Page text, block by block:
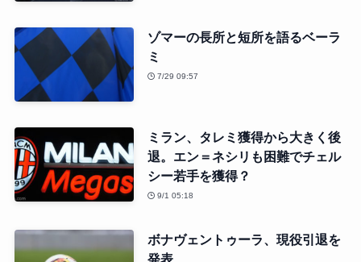
ゾマーの長所と短所を語るベーラ
ミ
7/29 09:57
ミラン、タレミ獲得から大きく後
退。エン＝ネシリも困難でチェル
シー若手を獲得？
9/1 05:18
ボナヴェントゥーラ、現役引退を
発表